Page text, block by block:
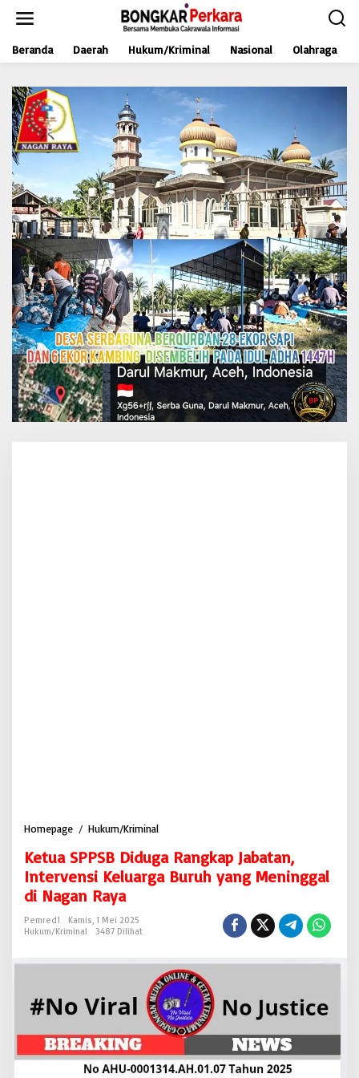
t
Beranda Daerah Hukum/Kriminal Nasional Olahraga
Homepage / Hukum/Kriminal
t
u
a
D
i
d
u
g
R
a
Ketua SPPSB Diduga Rangkap Jabatan,
Intervensi Keluarga Buruh yang Meninggal
di Nagan Raya
Pemred1
Kamis, 1 Mei 2025
Hukum/Kriminal
3487 Dilihat